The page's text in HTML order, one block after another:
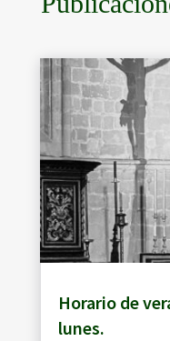
Horario de
lunes.